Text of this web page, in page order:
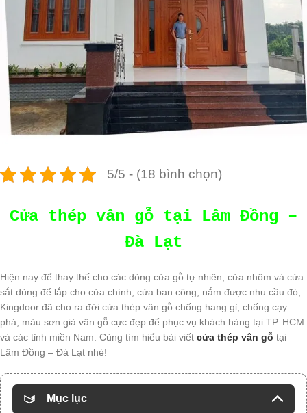
5/5 - (18 bình chọn)
Cửa thép vân gỗ tại Lâm Đồng –
Đà Lạt
Hiện nay để thay thế cho các dòng cửa gỗ tự nhiên, cửa nhôm và cửa
sắt dùng để lắp cho cửa chính, cửa ban công, nắm được nhu cầu đó,
Kingdoor đã cho ra đời cửa thép vân gỗ chống hang gỉ, chống cạy
phá, màu sơn giả vân gỗ cực đẹp để phục vụ khách hàng tại TP. HCM
và các tỉnh miền Nam. Cùng tìm hiểu bài viết cửa thép vân gỗ tại
Lâm Đồng – Đà Lạt nhé!
Mục lục